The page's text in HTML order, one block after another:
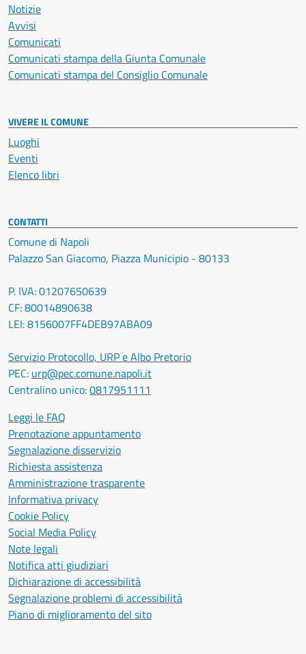
Notizie
Avvisi
Comunicati
Comunicati stampa della Giunta Comunale
Comunicati stampa del Consiglio Comunale
VIVERE IL COMUNE
Luoghi
Eventi
Elenco libri
CONTATTI
Comune di Napoli
Palazzo San Giacomo, Piazza Municipio - 80133
P. IVA: 01207650639
CF: 80014890638
LEI: 8156007FF4DEB97ABA09
Servizio Protocollo, URP e Albo Pretorio
PEC: urp@pec.comune.napoli.it
Centralino unico:0817951111
Leggi le FAQ
Prenotazione appuntamento
Segnalazione disservizio
Richiesta assistenza
Amministrazione trasparente
Informativa privacy
Cookie Policy
Social Media Policy
Note legali
Notifica atti giudiziari
Dichiarazione di accessibilità
Segnalazione problemi di accessibilità
Piano di miglioramento del sito